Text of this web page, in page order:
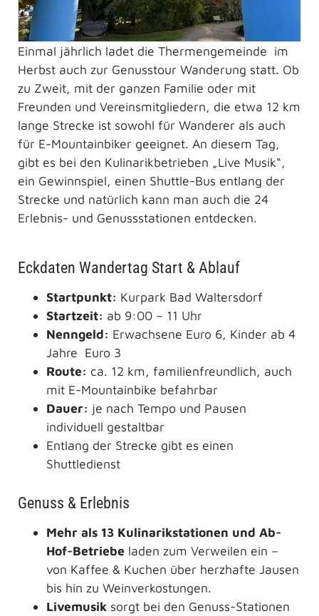
Einmal jährlich ladet die Thermengemeinde im
Herbst auch zur Genusstour Wanderung statt. Ob
zu Zweit, mit der ganzen Familie oder mit
Freunden und Vereinsmitgliedern, die etwa 12 km
lange Strecke ist sowohl für Wanderer als auch
für E-Mountainbiker geeignet. An diesem Tag,
gibt es bei den Kulinarikbetrieben „Live Musik“,
ein Gewinnspiel, einen Shuttle-Bus entlang der
Strecke und natürlich kann man auch die 24
Erlebnis- und Genussstationen entdecken.
Eckdaten Wandertag Start & Ablauf
Startpunkt: Kurpark Bad Waltersdorf
Startzeit: ab 9:00 – 11 Uhr
Nenngeld: Erwachsene Euro 6, Kinder ab 4
Jahre Euro 3
Route: ca. 12 km, familienfreundlich, auch
mit E-Mountainbike befahrbar
Dauer: je nach Tempo und Pausen
individuell gestaltbar
Entlang der Strecke gibt es einen
Shuttledienst
Genuss & Erlebnis
Mehr als 13 Kulinarikstationen und Ab-
Hof-Betriebe laden zum Verweilen ein –
von Kaffee & Kuchen über herzhafte Jausen
bis hin zu Weinverkostungen.
Livemusik sorgt bei den Genuss-Stationen